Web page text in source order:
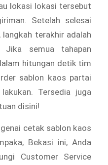
lokasi lokasi tersebut
Setelah selesai
terakhir adalah
Jika semua tahapan
hitungan detik tim
sablon kaos partai
Tersedia juga
disini!
cetak sablon kaos
Bekasi ini, Anda
Customer Service